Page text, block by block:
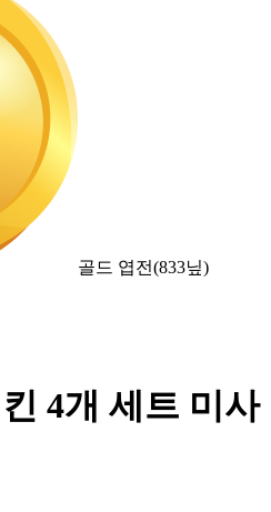
골드 엽전(833닢)
4개 세트 미사